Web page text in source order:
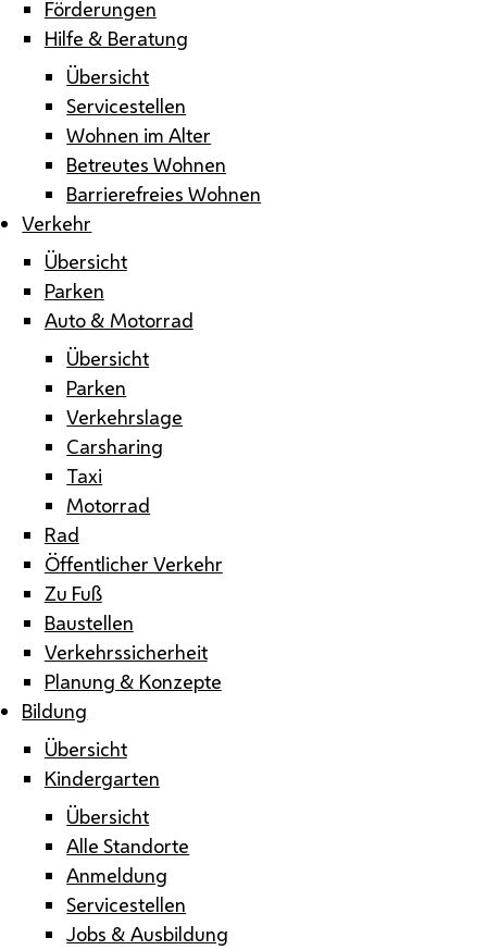
Förderungen
Hilfe & Beratung
Übersicht
Servicestellen
Wohnen im Alter
Betreutes Wohnen
Barrierefreies Wohnen
Verkehr
Übersicht
Parken
Auto & Motorrad
Übersicht
Parken
Verkehrslage
Carsharing
Taxi
Motorrad
Rad
Öffentlicher Verkehr
Zu Fuß
Baustellen
Verkehrssicherheit
Planung & Konzepte
Bildung
Übersicht
Kindergarten
Übersicht
Alle Standorte
Anmeldung
Servicestellen
Jobs & Ausbildung